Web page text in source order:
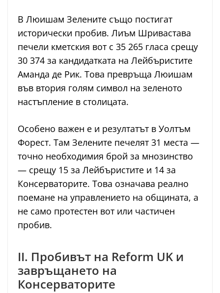
В Люишам Зелените също постигат
исторически пробив. Лиъм Шривастава
печели кметския вот с 35 265 гласа срещу
30 374 за кандидатката на Лейбъристите
Аманда де Рик. Това превръща Люишам
във втория голям символ на зеленото
настъпление в столицата.
Особено важен е и резултатът в Уолтъм
Форест. Там Зелените печелят 31 места —
точно необходимия брой за мнозинство
— срещу 15 за Лейбъристите и 14 за
Консерваторите. Това означава реално
поемане на управлението на общината, а
не само протестен вот или частичен
пробив.
II. Пробивът на Reform UK и
завръщането на
Консерваторите